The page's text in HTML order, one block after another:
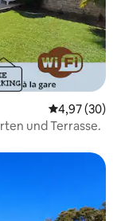
4,97 (30)
und Terrasse.